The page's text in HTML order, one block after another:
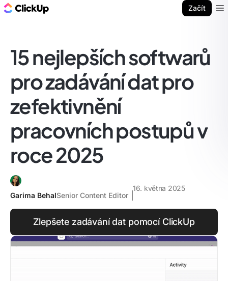
Začít
15 nejlepších softwarů
pro zadávání dat pro
zefektivnění
pracovních postupů v
roce 2025
Garima BehalSenior Content Editor
16. května 2025
Zlepšete zadávání dat pomocí ClickUp